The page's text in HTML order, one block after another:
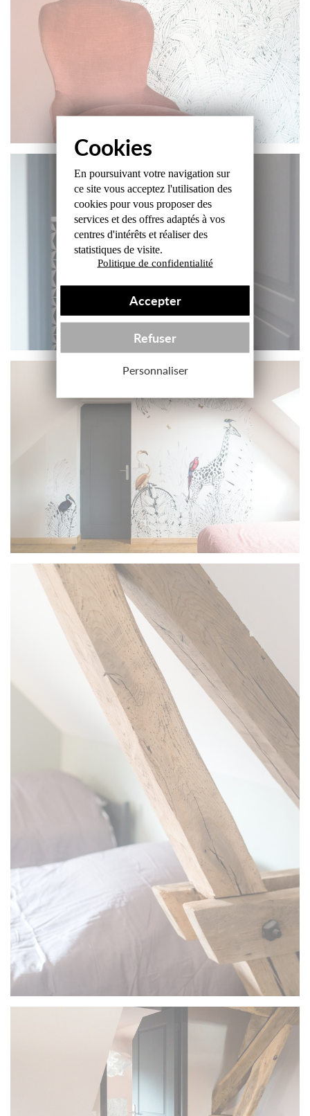
En poursuivant votre navigation sur
ce sitevous acceptez l'utilisation des
cookiespour vous proposer des
services et des offresadaptés à vos
centres d'intérêts et réaliserdes
statistiques de visite.
Politique de confidentialité
Accepter
Refuser
Personnaliser